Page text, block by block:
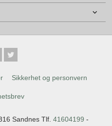
Sikkerhet og personvern
Sandnes Tlf. 41604199 -